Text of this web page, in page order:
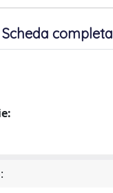
Scheda completa